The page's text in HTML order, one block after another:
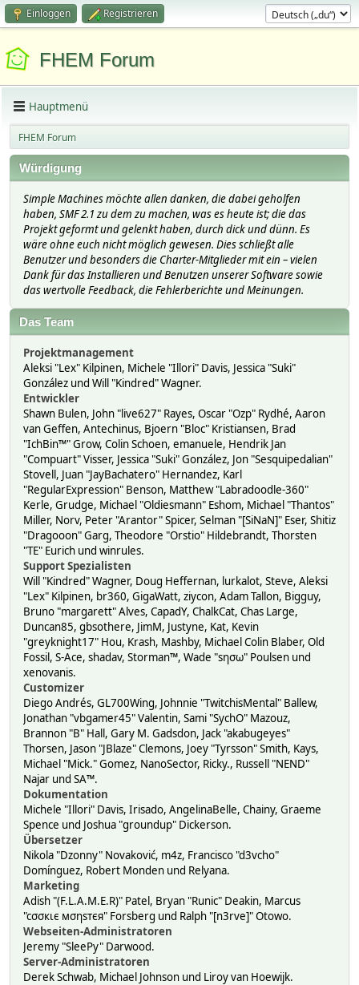
Einloggen Registrieren
FHEM Forum
Hauptmenü
FHEM Forum
Würdigung
Simple Machines möchte allen danken, die dabei geholfen
haben, SMF 2.1 zu dem zu machen, was es heute ist; die das
Projekt geformt und gelenkt haben, durch dick und dünn. Es
wäre ohne euch nicht möglich gewesen. Dies schließt alle
Benutzer und besonders die Charter-Mitglieder mit ein – vielen
Dank für das Installieren und Benutzen unserer Software sowie
das wertvolle Feedback, die Fehlerberichte und Meinungen.
Das Team
Projektmanagement
Aleksi "Lex" Kilpinen, Michele "Illori" Davis, Jessica "Suki"
González und Will "Kindred" Wagner.
Entwickler
Shawn Bulen, John "live627" Rayes, Oscar "Ozp" Rydhé, Aaron
van Geffen, Antechinus, Bjoern "Bloc" Kristiansen, Brad
"IchBin™" Grow, Colin Schoen, emanuele, Hendrik Jan
"Compuart" Visser, Jessica "Suki" González, Jon "Sesquipedalian"
Stovell, Juan "JayBachatero" Hernandez, Karl
"RegularExpression" Benson, Matthew "Labradoodle-360"
Kerle, Grudge, Michael "Oldiesmann" Eshom, Michael "Thantos"
Miller, Norv, Peter "Arantor" Spicer, Selman "[SiNaN]" Eser, Shitiz
"Dragooon" Garg, Theodore "Orstio" Hildebrandt, Thorsten
"TE" Eurich und winrules.
Support Spezialisten
Will "Kindred" Wagner, Doug Heffernan, lurkalot, Steve, Aleksi
"Lex" Kilpinen, br360, GigaWatt, ziycon, Adam Tallon, Bigguy,
Bruno "margarett" Alves, CapadY, ChalkCat, Chas Large,
Duncan85, gbsothere, JimM, Justyne, Kat, Kevin
"greyknight17" Hou, Krash, Mashby, Michael Colin Blaber, Old
Fossil, S-Ace, shadav, Storman™, Wade "sησω" Poulsen und
xenovanis.
Customizer
Diego Andrés, GL700Wing, Johnnie "TwitchisMental" Ballew,
Jonathan "vbgamer45" Valentin, Sami "SychO" Mazouz,
Brannon "B" Hall, Gary M. Gadsdon, Jack "akabugeyes"
Thorsen, Jason "JBlaze" Clemons, Joey "Tyrsson" Smith, Kays,
Michael "Mick." Gomez, NanoSector, Ricky., Russell "NEND"
Najar und SA™.
Dokumentation
Michele "Illori" Davis, Irisado, AngelinaBelle, Chainy, Graeme
Spence und Joshua "groundup" Dickerson.
Übersetzer
Nikola "Dzonny" Novaković, m4z, Francisco "d3vcho"
Domínguez, Robert Monden und Relyana.
Marketing
Adish "(F.L.A.M.E.R)" Patel, Bryan "Runic" Deakin, Marcus
"cσσкιє мσηѕтєя" Forsberg und Ralph "[n3rve]" Otowo.
Webseiten-Administratoren
Jeremy "SleePy" Darwood.
Server-Administratoren
Derek Schwab, Michael Johnson und Liroy van Hoewijk.